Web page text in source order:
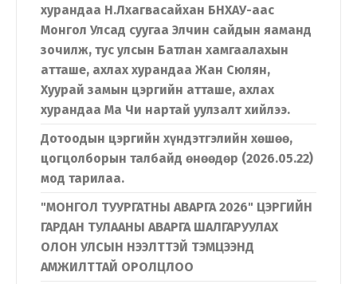
хурандаа Н.Лхагвасайхан БНХАУ-аас
Монгол Улсад суугаа Элчин сайдын яаманд
зочилж, тус улсын Батлан хамгаалахын
атташе, ахлах хурандаа Жан Сюлян,
Хуурай замын цэргийн атташе, ахлах
хурандаа Ма Чи нартай уулзалт хийлээ.
Дотоодын цэргийн хүндэтгэлийн хөшөө,
цогцолборын талбайд өнөөдөр (2026.05.22)
мод тарилаа.
"МОНГОЛ ТУУРГАТНЫ АВАРГА 2026" ЦЭРГИЙН
ГАРДАН ТУЛААНЫ АВАРГА ШАЛГАРУУЛАХ
ОЛОН УЛСЫН НЭЭЛТТЭЙ ТЭМЦЭЭНД
АМЖИЛТТАЙ ОРОЛЦЛОО